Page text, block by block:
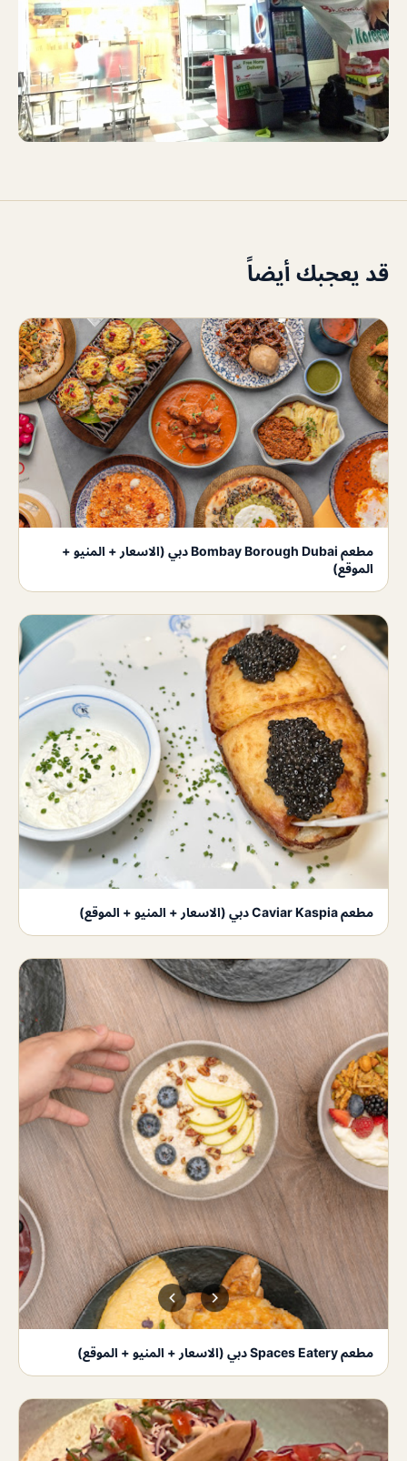
قد يعجبك أيضاً
مطعم Bombay Borough Dubai دبي (الاسعار + المنيو +
الموقع)
مطعم Caviar Kaspia دبي (الاسعار + المنيو + الموقع)
مطعم Spaces Eatery دبي (الاسعار + المنيو + الموقع)